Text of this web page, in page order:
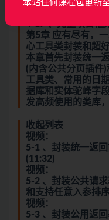
4-17 、完整项目框
第5章 应有尽有，
心工具类封装和超
本章首先封装统一
(内含公共分页插件
工具类、常用的日
据库和实体驼峰字
发高频使用的类库
收起列表
视频：
5-1 、封装统一返
(11:32)
视频：
5-2 、封装公共请
和支持任意入参排
视频：
5-3 、封装公用返
本站任何课程包更新